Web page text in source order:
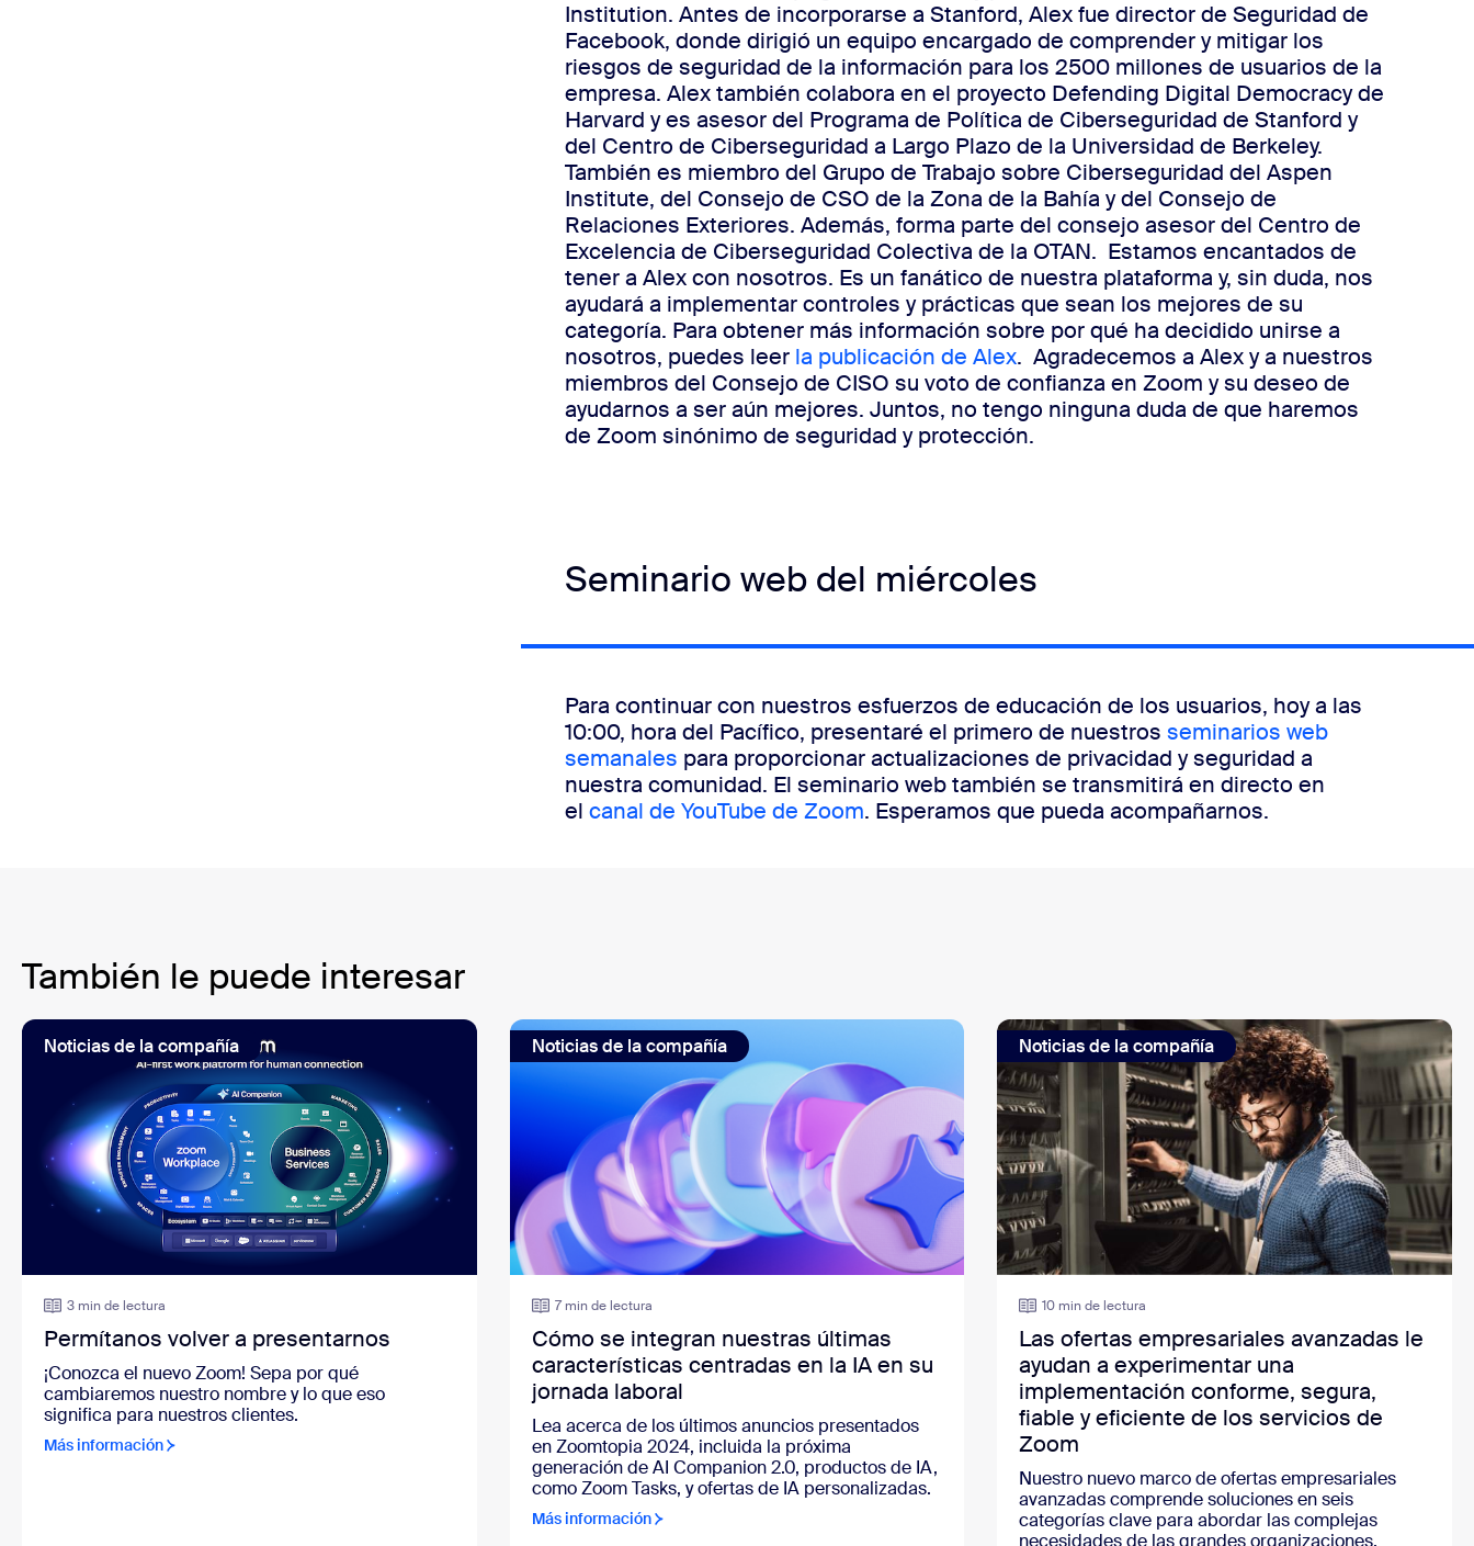
Institution. Antes de incorporarse a Stanford, Alex fue director de Seguridad de
Facebook, donde dirigió un equipo encargado de comprender y mitigar los
riesgos de seguridad de la información para los 2500 millones de usuarios de la
empresa. Alex también colabora en el proyecto Defending Digital Democracy de
Harvard y es asesor del Programa de Política de Ciberseguridad de Stanford y
del Centro de Ciberseguridad a Largo Plazo de la Universidad de Berkeley.
También es miembro del Grupo de Trabajo sobre Ciberseguridad del Aspen
Institute, del Consejo de CSO de la Zona de la Bahía y del Consejo de
Relaciones Exteriores. Además, forma parte del consejo asesor del Centro de
Excelencia de Ciberseguridad Colectiva de la OTAN. Estamos encantados de
tener a Alex con nosotros. Es un fanático de nuestra plataforma y, sin duda, nos
ayudará a implementar controles y prácticas que sean los mejores de su
categoría. Para obtener más información sobre por qué ha decidido unirse a
nosotros, puedes leer la publicación de Alex. Agradecemos a Alex y a nuestros
miembros del Consejo de CISO su voto de confianza en Zoom y su deseo de
ayudarnos a ser aún mejores. Juntos, no tengo ninguna duda de que haremos
de Zoom sinónimo de seguridad y protección.
Seminario web del miércoles
Para continuar con nuestros esfuerzos de educación de los usuarios, hoy a las
10:00, hora del Pacífico, presentaré el primero de nuestros seminarios web
semanales para proporcionar actualizaciones de privacidad y seguridad a
nuestra comunidad. El seminario web también se transmitirá en directo en
el canal de YouTube de Zoom. Esperamos que pueda acompañarnos.
También le puede interesar
Noticias de la compañía
3 min de lectura
Permítanos volver a presentarnos
¡Conozca el nuevo Zoom! Sepa por qué
cambiaremos nuestro nombre y lo que eso
significa para nuestros clientes.
Más información
Noticias de la compañía
7 min de lectura
Cómo se integran nuestras últimas
características centradas en la IA en su
jornada laboral
Lea acerca de los últimos anuncios presentados
en Zoomtopia 2024, incluida la próxima
generación de AI Companion 2.0, productos de IA,
como Zoom Tasks, y ofertas de IA personalizadas.
Más información
Noticias de la compañía
10 min de lectura
Las ofertas empresariales avanzadas le
ayudan a experimentar una
implementación conforme, segura,
fiable y eficiente de los servicios de
Zoom
Nuestro nuevo marco de ofertas empresariales
avanzadas comprende soluciones en seis
categorías clave para abordar las complejas